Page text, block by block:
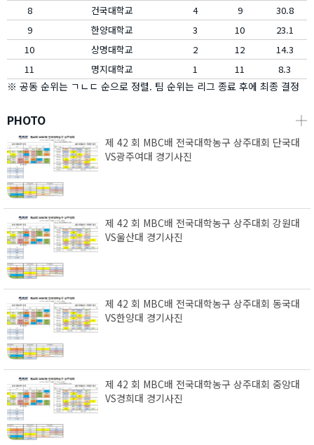
8
건국대학교 4 9
30.8
9
한양대학교 3 10
23.1
10
상명대학교 2 12
14.3
11
명지대학교 1 11 8.3
※ 공동 순위는 ㄱㄴㄷ 순으로 정렬. 팀 순위는 리그 종료 후에 최종 결정
PHOTO ┼
제 42 회 MBC배 전국대학농구 상주대회 단국대
VS광주여대 경기사진
제 42 회 MBC배 전국대학농구 상주대회 강원대
VS울산대 경기사진
제 42 회 MBC배 전국대학농구 상주대회 동국대
VS한양대 경기사진
제 42 회 MBC배 전국대학농구 상주대회 중앙대
VS경희대 경기사진